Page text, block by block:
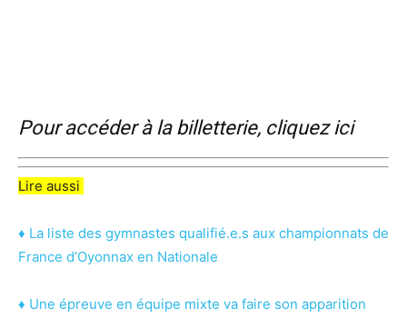
Pour accéder à la billetterie, cliquez ici
Lire aussi
♦ La liste des gymnastes qualifié.e.s aux championnats de
France d’Oyonnax en Nationale
♦ Une épreuve en équipe mixte va faire son apparition